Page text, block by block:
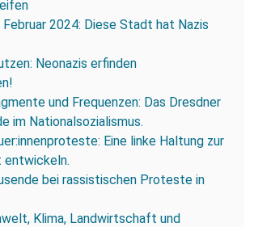
Februar 2024: Diese Stadt hat Nazis
Neonazis erfinden
und Frequenzen: Das Dresdner
im Nationalsozialismus.
Eine linke Haltung zur
bei rassistischen Proteste in
Klima, Landwirtschaft und